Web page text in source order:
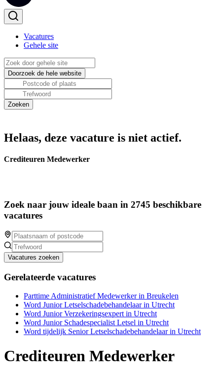
Vacatures
Gehele site
Helaas, deze vacature is niet actief.
Crediteuren Medewerker
Zoek naar jouw ideale baan in 2745 beschikbare
vacatures
Vacatures zoeken
Gerelateerde vacatures
Parttime Administratief Medewerker in Breukelen
Word Junior Letselschadebehandelaar in Utrecht
Word Junior Verzekeringsexpert in Utrecht
Word Junior Schadespecialist Letsel in Utrecht
Word tijdelijk Senior Letselschadebehandelaar in Utrecht
Crediteuren Medewerker